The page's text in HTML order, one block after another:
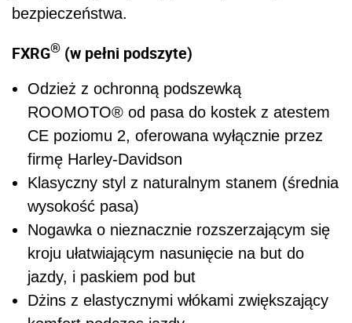
bezpieczeństwa.
FXRG® (w pełni podszyte)
Odzież z ochronną podszewką
ROOMOTO® od pasa do kostek z atestem
CE poziomu 2, oferowana wyłącznie przez
firmę Harley-Davidson
Klasyczny styl z naturalnym stanem (średnia
wysokość pasa)
Nogawka o nieznacznie rozszerzającym się
kroju ułatwiającym nasunięcie na but do
jazdy, i paskiem pod but
Dżins z elastycznymi włókami zwiększający